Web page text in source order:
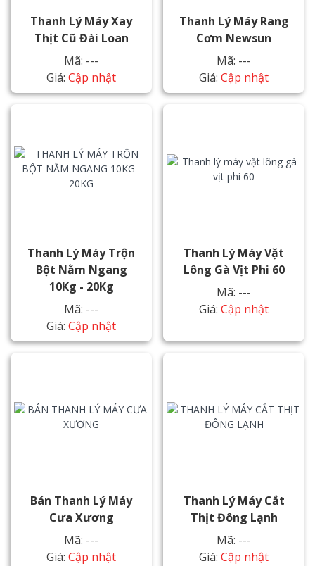
Thanh Lý Máy Xay
Thịt Cũ Đài Loan
Mã: ---
Giá: Cập nhật
Thanh Lý Máy Rang
Cơm Newsun
Mã: ---
Giá: Cập nhật
Thanh Lý Máy Trộn
Bột Nằm Ngang
10Kg - 20Kg
Mã: ---
Giá: Cập nhật
Thanh Lý Máy Vặt
Lông Gà Vịt Phi 60
Mã: ---
Giá: Cập nhật
Bán Thanh Lý Máy
Cưa Xương
Mã: ---
Giá: Cập nhật
Thanh Lý Máy Cắt
Thịt Đông Lạnh
Mã: ---
Giá: Cập nhật